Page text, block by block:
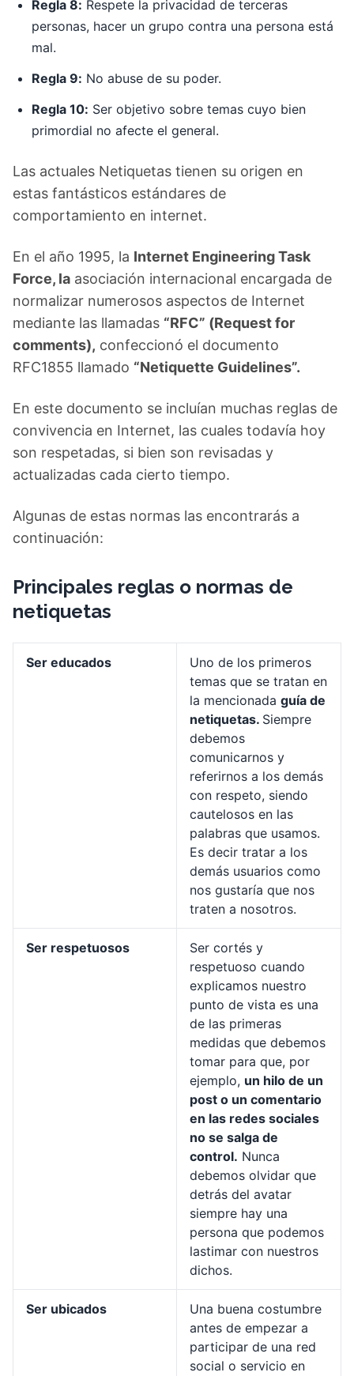
Regla 8: Respete la privacidad de terceras
personas, hacer un grupo contra una persona está
mal.
Regla 9: No abuse de su poder.
Regla 10: Ser objetivo sobre temas cuyo bien
primordial no afecte el general.
Las actuales Netiquetas tienen su origen en
estas fantásticos estándares de
comportamiento en internet.
En el año 1995, la Internet Engineering Task
Force, la asociación internacional encargada de
normalizar numerosos aspectos de Internet
mediante las llamadas “RFC” (Request for
comments), confeccionó el documento
RFC1855 llamado “Netiquette Guidelines”.
En este documento se incluían muchas reglas de
convivencia en Internet, las cuales todavía hoy
son respetadas, si bien son revisadas y
actualizadas cada cierto tiempo.
Algunas de estas normas las encontrarás a
continuación:
Principales reglas o normas de
netiquetas
Ser educados
Uno de los primeros
temas que se tratan en
la mencionada guía de
netiquetas. Siempre
debemos
comunicarnos y
referirnos a los demás
con respeto, siendo
cautelosos en las
palabras que usamos.
Es decir tratar a los
demás usuarios como
nos gustaría que nos
traten a nosotros.
Ser respetuosos
Ser cortés y
respetuoso cuando
explicamos nuestro
punto de vista es una
de las primeras
medidas que debemos
tomar para que, por
ejemplo, un hilo de un
post o un comentario
en las redes sociales
no se salga de
control. Nunca
debemos olvidar que
detrás del avatar
siempre hay una
persona que podemos
lastimar con nuestros
dichos.
Ser ubicados
Una buena costumbre
antes de empezar a
participar de una red
social o servicio en